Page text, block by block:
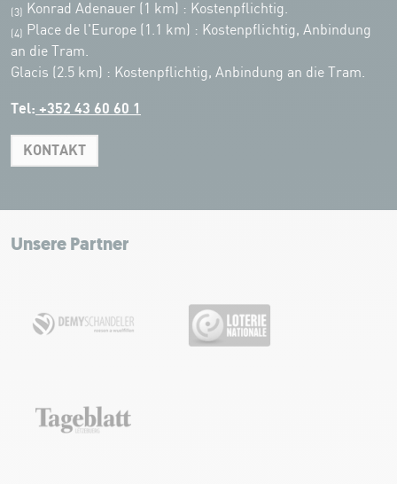
(3) Konrad Adenauer (1 km) : Kostenpflichtig.
(4)
Place de l'Europe (1.1 km) : Kostenpflichtig, Anbindung
an die Tram.
Glacis (2.5 km) : Kostenpflichtig, Anbindung an die Tram.
Tel: +352 43 60 60 1
KONTAKT
+
−
Leaflet|Map tiles by Carto, under CC BY 3.0. Data by OpenStreetMap, under
Unsere Partner